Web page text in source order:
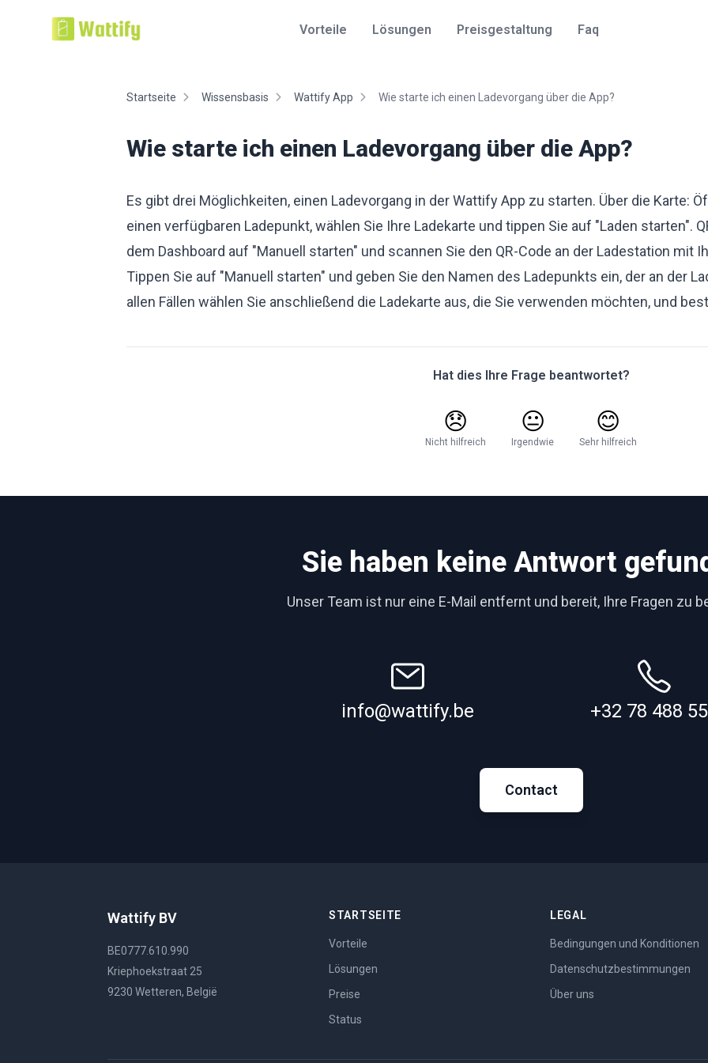
Vorteile Lösungen Preisgestaltung Faq
Startseite Wissensbasis Wattify App Wie starte ich einen Ladevorgang über die App?
Wie starte ich einen Ladevorgang über die App?
Es gibt drei Möglichkeiten, einen Ladevorgang in der Wattify App zu starten. Über die Karte:
einen verfügbaren Ladepunkt, wählen Sie Ihre Ladekarte und tippen Sie auf "Laden starten".
dem Dashboard auf "Manuell starten" und scannen Sie den QR-Code an der Ladestation mit
Tippen Sie auf "Manuell starten" und geben Sie den Namen des Ladepunkts ein, der an der
allen Fällen wählen Sie anschließend die Ladekarte aus, die Sie verwenden möchten, und
Hat dies Ihre Frage beantwortet?
😞
Nicht hilfreich
😐
Irgendwie
😊
Sehr hilfreich
Sie haben keine Antwort
Unser Team ist nur eine E-Mail entfernt und bereit, Ihre Fragen zu
info@wattify.be +32 78 488
Contact
Wattify BV
BE0777.610.990
Kriephoekstraat 25
9230 Wetteren, België
STARTSEITE
Vorteile
Lösungen
Preise
Status
LEGAL
Bedingungen und Konditionen
Datenschutzbestimmungen
Über uns